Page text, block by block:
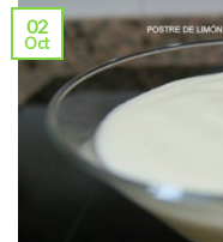
02
Oct